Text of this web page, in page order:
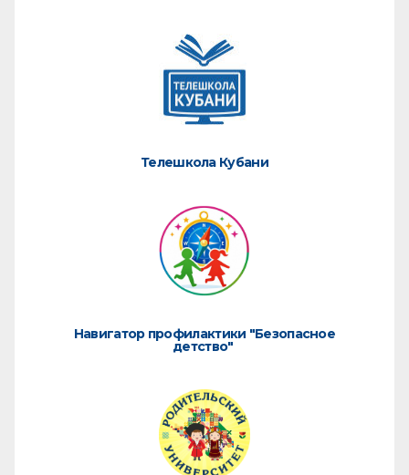
Телешкола Кубани
Навигатор профилактики "Безопасное
детство"